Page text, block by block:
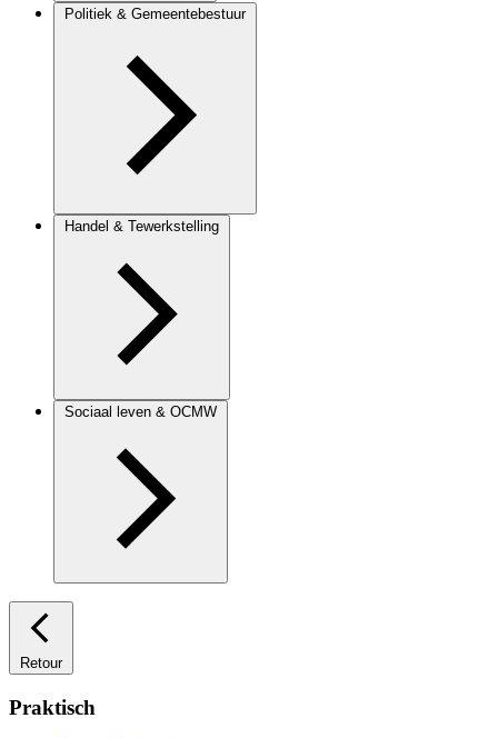
Politiek & Gemeentebestuur
Handel & Tewerkstelling
Sociaal leven & OCMW
Retour
Praktisch